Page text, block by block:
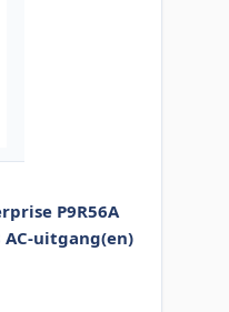
P9R56A
uitgang(en)